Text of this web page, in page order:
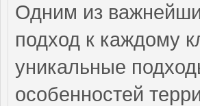
Одним из
подход к каждому
уникальные
особенностей